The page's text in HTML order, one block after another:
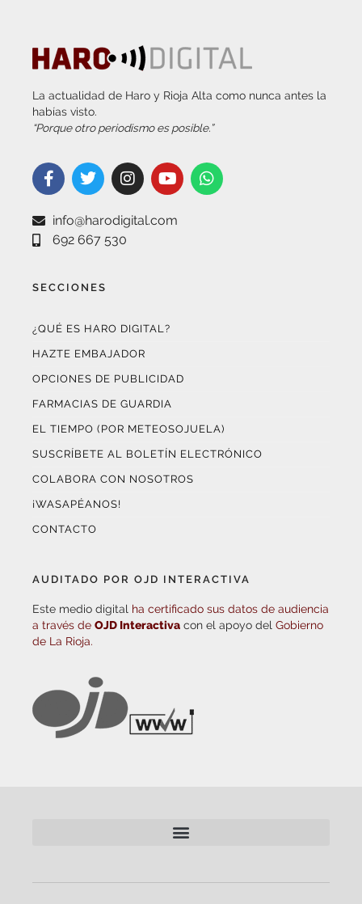
La actualidad de Haro y Rioja Alta como nunca antes la
habías visto.
“Porque otro periodismo es posible.”
info@harodigital.com
692 667 530
SECCIONES
¿QUÉ ES HARO DIGITAL?
HAZTE EMBAJADOR
OPCIONES DE PUBLICIDAD
FARMACIAS DE GUARDIA
EL TIEMPO (POR METEOSOJUELA)
SUSCRÍBETE AL BOLETÍN ELECTRÓNICO
COLABORA CON NOSOTROS
¡WASAPÉANOS!
CONTACTO
AUDITADO POR OJD INTERACTIVA
Este medio digital ha certificado sus datos de audiencia
a través de OJD Interactiva con el apoyo del Gobierno
de La Rioja.